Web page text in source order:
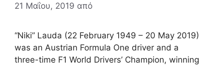
21 Μαΐου, 2019 από
“Niki” Lauda (22 February 1949 – 20 May 2019)
was an Austrian Formula One driver and a
three-time F1 World Drivers’ Champion, winning